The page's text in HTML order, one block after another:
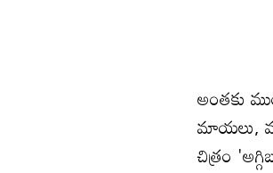
అంతకు
మాయలు,
చిత్రం